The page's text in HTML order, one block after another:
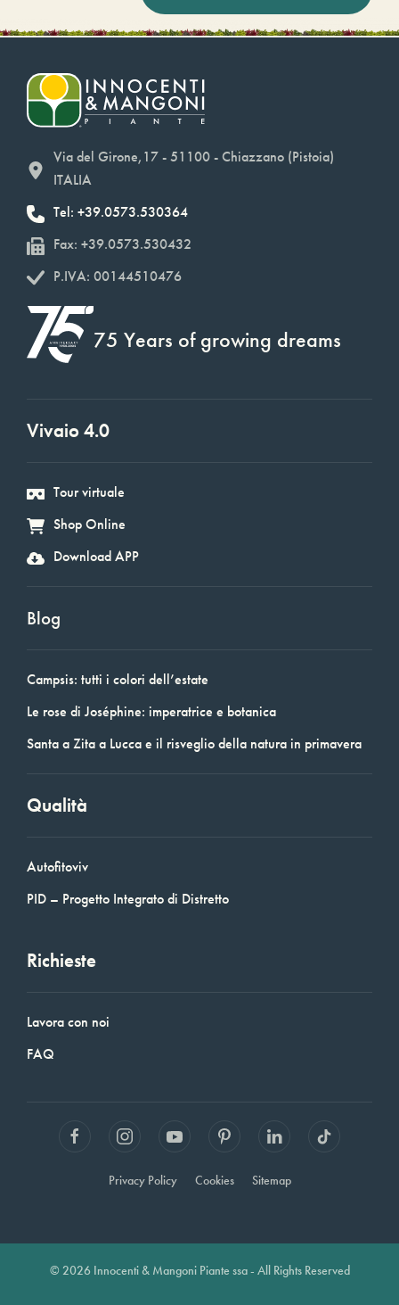
Via del Girone,17 - 51100 - Chiazzano (Pistoia)
ITALIA
Tel: +39.0573.530364
Fax: +39.0573.530432
P.IVA: 00144510476
75 Years of growing dreams
Vivaio 4.0
Tour virtuale
Shop Online
Download APP
Blog
Campsis: tutti i colori dell’estate
Le rose di Joséphine: imperatrice e botanica
Santa a Zita a Lucca e il risveglio della natura in primavera
Qualità
Autofitoviv
PID – Progetto Integrato di Distretto
Richieste
Lavora con noi
FAQ
Privacy Policy Cookies Sitemap
© 2026 Innocenti & Mangoni Piante ssa - All Rights Reserved